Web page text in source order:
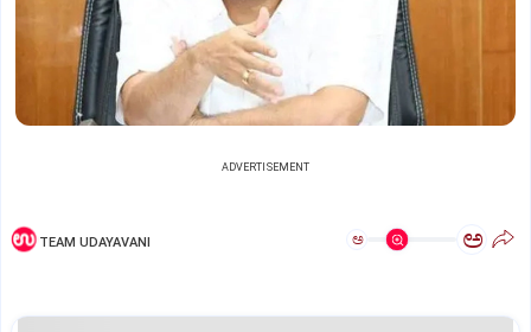
ADVERTISEMENT
TEAM UDAYAVANI ಅ ಅ